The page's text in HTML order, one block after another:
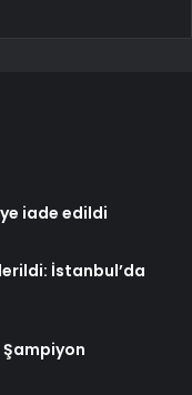
iade edildi
İstanbul’da
Şampiyon